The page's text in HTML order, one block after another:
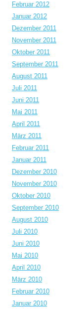
Februar 2012
Januar 2012
Dezember 2011
November 2011
Oktober 2011
September 2011
August 2011
Juli 2011
Juni 2011
Mai 2011
April 2011
März 2011
Februar 2011
Januar 2011
Dezember 2010
November 2010
Oktober 2010
September 2010
August 2010
Juli 2010
Juni 2010
Mai 2010
April 2010
März 2010
Februar 2010
Januar 2010